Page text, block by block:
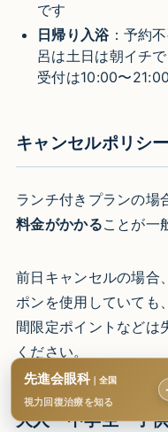
です
日帰り入浴 ：予約
呂は土日は朝イチ
受付は10:00〜
キャンセルポリシ
ランチ付きプランの場
料金がかかることが一
前日キャンセルの場合
ポンを使用していても
間限定ポイントなどは
ください。
大人・中学生・子
先進会眼科｜全国
視力回復治療を知る